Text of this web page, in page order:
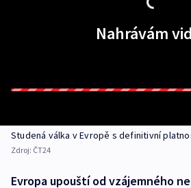
Nahrávám
Studená válka v Evropě s definitivní
Zdroj: ČT24
Evropa upouští od vzájemného